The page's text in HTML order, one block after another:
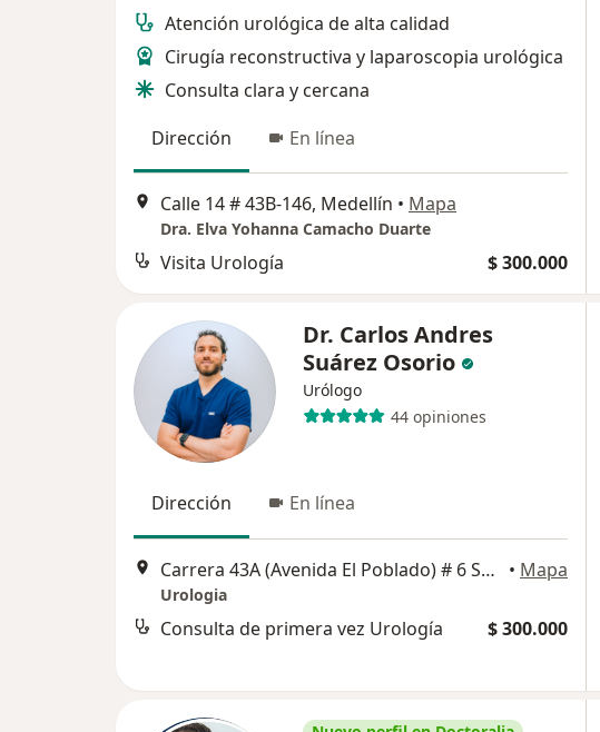
Atención urológica de alta calidad
Cirugía reconstructiva y laparoscopia urológica
Consulta clara y cercana
Dirección
En línea
Calle 14 # 43B-146, Medellín • Mapa
Dra. Elva Yohanna Camacho Duarte
Visita Urología $ 300.000
Dr. Carlos Andres
Suárez Osorio
Urólogo
44 opiniones
Dirección En línea
Carrera 43A (Avenida El Poblado) # 6 Sur - 15, Medellín • Mapa
Urologia
Consulta de primera vez Urología $ 300.000